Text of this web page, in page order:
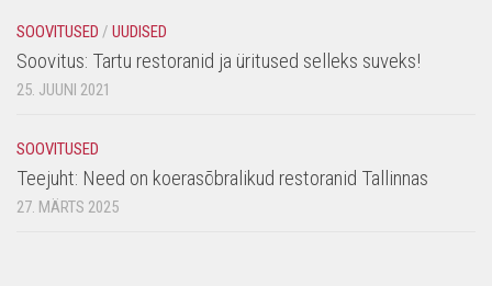
SOOVITUSED / UUDISED
Soovitus: Tartu restoranid ja üritused selleks suveks!
25. JUUNI 2021
SOOVITUSED
Teejuht: Need on koerasõbralikud restoranid Tallinnas
27. MÄRTS 2025